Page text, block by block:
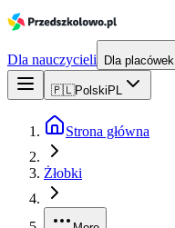
Dla nauczycieli Dla placówek
🇵🇱Polski PL
Strona główna
Żłobki